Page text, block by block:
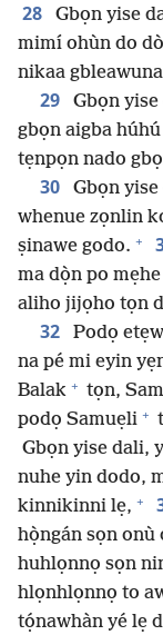
28
Gbọn yise
mimí ohùn do
nikaa gbleawuna
29
Gbọn
gbọn aigba
tẹnpọn nado
30
Gbọn
whenue zọnlin
ṣinawe godo. +
ma dọ̀n po
aliho jijọho tọn
32
Podọ
na pé mi eyin
Balak + tọn,
podọ Samuẹli +
Gbọn yise dali,
nuhe yin dodo,
kinnikinni lẹ, +
họ̀ngán sọn onù
huhlọnnọ sọn
hlọnhlọnnọ to
tọ́nawhàn yé lẹ